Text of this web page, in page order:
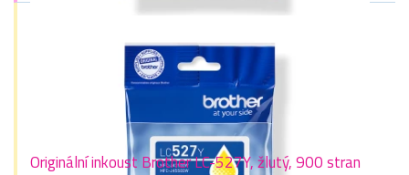
Originální inkoust Brother LC-527Y, žlutý, 900 stran